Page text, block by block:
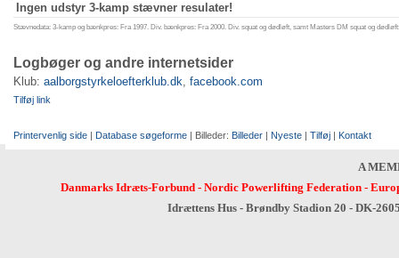
Ingen udstyr 3-kamp stævner resulater!
Stævnedata: 3-kamp og bænkpres: Fra 1997. Div. bænkpres: Fra 2000. Div. squat og dødløft, samt Masters DM squat og
Logbøger og andre internetsider
Klub: aalborgstyrkeloefterklub.dk, facebook.com
Tilføj link
Printervenlig side | Database søgeforme | Billeder: Billeder | Nyeste | Tilføj | Kontakt
A
Danmarks Idræts-Forbund- Nordic Powerlifting Federation-
Idrættens Hus - Brøndby Stadion 20 - DK-